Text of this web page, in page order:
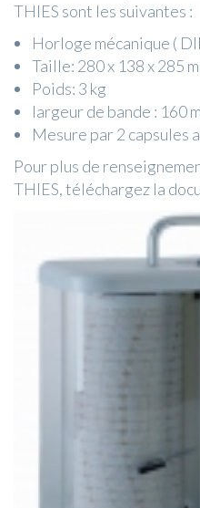
THIES sont les suivantes :
Horloge mécanique (
Taille: 280 x 138 x 285
Poids: 3 kg
largeur de bande : 160
Mesure par 2 capsules
Pour plus de
THIES, téléchargez la